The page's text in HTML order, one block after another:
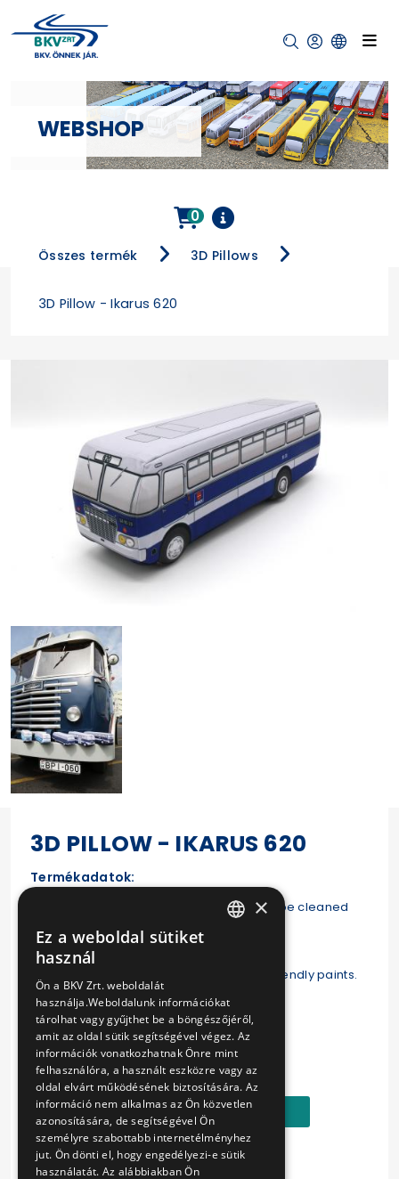
WEBSHOP
Összes termék 3D Pillows
3D Pillow - Ikarus 620
0
3D PILLOW - IKARUS 620
Termékadatok:
Material: sponge, microvelour cover can be cleaned
and disinfected easily
Made with antiallergic, environmentally friendly paints.
Length: 40 cm
Ár:
8890 Ft
Kosárba
×
Ez a weboldal sütiket
használ
Ön a BKV Zrt. weboldalát
használja.Weboldalunk információkat
tárolhat vagy gyűjthet be a böngészőjéről,
amit az oldal sütik segítségével végez. Az
információk vonatkozhatnak Önre mint
felhasználóra, a használt eszközre vagy az
oldal elvárt működésének biztosítására. Az
információ nem alkalmas az Ön közvetlen
azonosítására, de segítségével Ön
személyre szabottabb internetélményhez
jut. Ön dönti el, hogy engedélyezi-e sütik
használatát. Az alábbiakban Ön